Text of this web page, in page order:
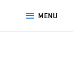
MENU